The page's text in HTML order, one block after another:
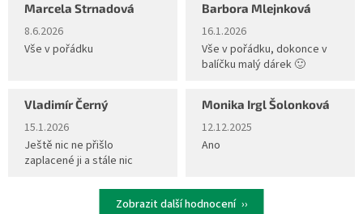
Marcela Strnadová
Hodnocení obchodu je 5 z 5 hvězdiček.
8.6.2026
Vše v pořádku
Barbora Mlejnková
Hodnocení obchodu je 5 z 5
16.1.2026
Vše v pořádku, dokonce v
balíčku malý dárek 🙂
Vladimír Černý
Hodnocení obchodu je 5 z 5 hvězdiček.
15.1.2026
Ještě nic ne přišlo
zaplacené ji a stále nic
Monika Irgl Šolonková
Hodnocení obchodu je 5 z 5
12.12.2025
Ano
Zobrazit další hodnocení